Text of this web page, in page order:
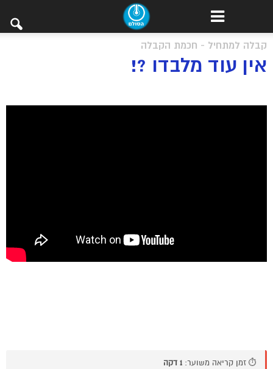
קבלה למתחיל - חכמת הקבלה
אין עוד מלבדו ?!
⏱️ זמן קריאה משוער: 1 דקה